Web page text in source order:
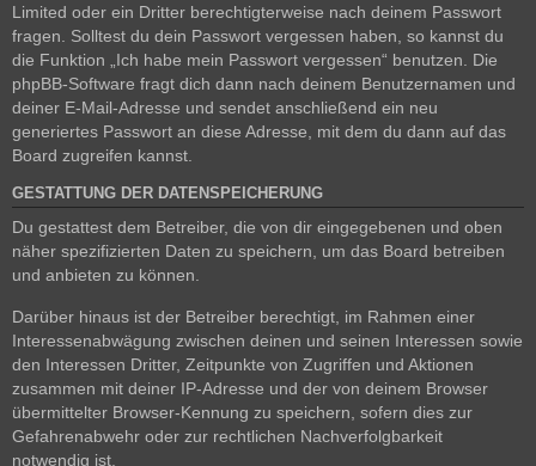
Limited oder ein Dritter berechtigterweise nach deinem Passwort
fragen. Solltest du dein Passwort vergessen haben, so kannst du
die Funktion „Ich habe mein Passwort vergessen“ benutzen. Die
phpBB-Software fragt dich dann nach deinem Benutzernamen und
deiner E-Mail-Adresse und sendet anschließend ein neu
generiertes Passwort an diese Adresse, mit dem du dann auf das
Board zugreifen kannst.
GESTATTUNG DER DATENSPEICHERUNG
Du gestattest dem Betreiber, die von dir eingegebenen und oben
näher spezifizierten Daten zu speichern, um das Board betreiben
und anbieten zu können.
Darüber hinaus ist der Betreiber berechtigt, im Rahmen einer
Interessenabwägung zwischen deinen und seinen Interessen sowie
den Interessen Dritter, Zeitpunkte von Zugriffen und Aktionen
zusammen mit deiner IP-Adresse und der von deinem Browser
übermittelter Browser-Kennung zu speichern, sofern dies zur
Gefahrenabwehr oder zur rechtlichen Nachverfolgbarkeit
notwendig ist.